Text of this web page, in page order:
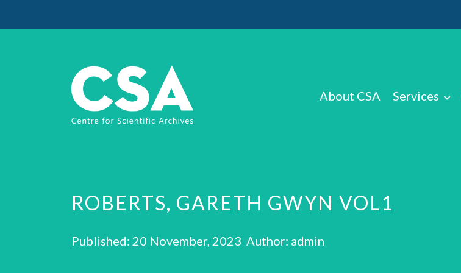
About CSA Services
ROBERTS, GARETH GWYN VOL1
Published: 20 November, 2023 Author: admin